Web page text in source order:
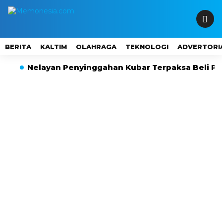
BERITA KALTIM OLAHRAGA TEKNOLOGI
Nelayan Penyinggahan Kubar Terpaksa Beli